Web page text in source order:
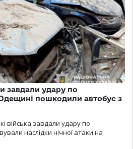
завдали удару по
пошкодили автобус з
війська завдали удару по
наслідки нічної атаки на